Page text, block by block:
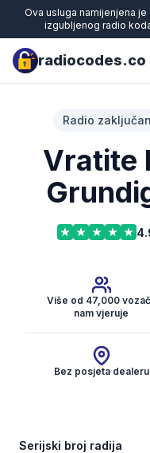
Ova usluga namijenjena
izgubljenog radio
radiocodes.co
Radio
Vratite
Više od 47,000
nam vjeruje
Bez posjeta dealeru
Dobijte kod za radio
Serijski broj radija